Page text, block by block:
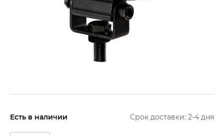
Есть в наличии Срок доставки: 2-4 дня